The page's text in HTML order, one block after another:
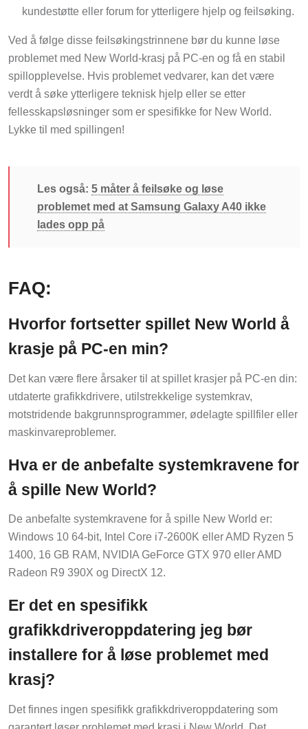
kundestøtte eller forum for ytterligere hjelp og feilsøking.
Ved å følge disse feilsøkingstrinnene bør du kunne løse
problemet med New World-krasj på PC-en og få en stabil
spillopplevelse. Hvis problemet vedvarer, kan det være
verdt å søke ytterligere teknisk hjelp eller se etter
fellesskapsløsninger som er spesifikke for New World.
Lykke til med spillingen!
Les også: 5 måter å feilsøke og løse
problemet med at Samsung Galaxy A40 ikke
lades opp på
FAQ:
Hvorfor fortsetter spillet New World å
krasje på PC-en min?
Det kan være flere årsaker til at spillet krasjer på PC-en din:
utdaterte grafikkdrivere, utilstrekkelige systemkrav,
motstridende bakgrunnsprogrammer, ødelagte spillfiler eller
maskinvareproblemer.
Hva er de anbefalte systemkravene for
å spille New World?
De anbefalte systemkravene for å spille New World er:
Windows 10 64-bit, Intel Core i7-2600K eller AMD Ryzen 5
1400, 16 GB RAM, NVIDIA GeForce GTX 970 eller AMD
Radeon R9 390X og DirectX 12.
Er det en spesifikk
grafikkdriveroppdatering jeg bør
installere for å løse problemet med
krasj?
Det finnes ingen spesifikk grafikkdriveroppdatering som